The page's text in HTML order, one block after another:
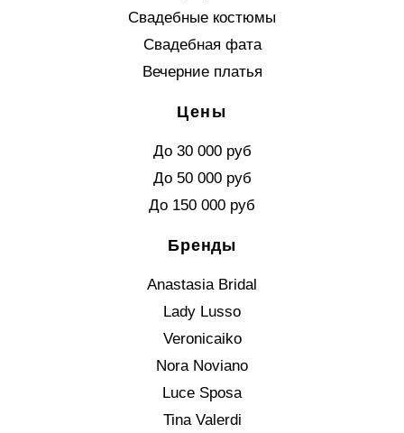
Свадебные костюмы
Свадебная фата
Вечерние платья
Цены
До 30 000 руб
До 50 000 руб
До 150 000 руб
Бренды
Anastasia Bridal
Lady Lusso
Veronicaiko
Nora Noviano
Luce Sposa
Tina Valerdi